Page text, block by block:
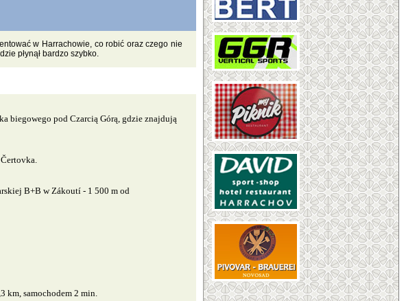
w Harrachowie, co robić oraz czego nie
płynął bardzo szybko.
biegowego pod Czarcią Górą, gdzie znajdują
B+B w Zákoutí - 1 500 m od
km, samochodem 2 min.